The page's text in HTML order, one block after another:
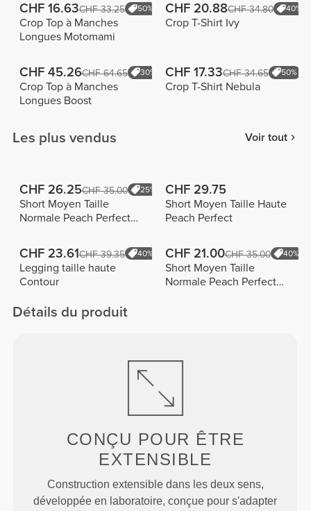
CHF 16.63CHF 33.25 50%
Crop Top à Manches
Longues Motomami
CHF 20.88CHF 34.80 40%
Crop T-Shirt Ivy
CHF 45.26CHF 64.65 30%
Crop Top à Manches
Longues Boost
CHF 17.33CHF 34.65 50%
Crop T-Shirt Nebula
Les plus vendus Voir tout
CHF 26.25CHF 35.00 25%
Short Moyen Taille
Normale Peach Perfect
CHF 29.75
Short Moyen Taille Haute
Peach Perfect
CHF 23.61CHF 39.35 40%
Legging taille haute
Contour
CHF 21.00CHF 35.00 40%
Short Moyen Taille
Normale Peach Perfect
Détails du produit
CONÇU POUR ÊTRE
EXTENSIBLE
Construction extensible dans les deux sens,
développée en laboratoire, conçue pour s'adapter